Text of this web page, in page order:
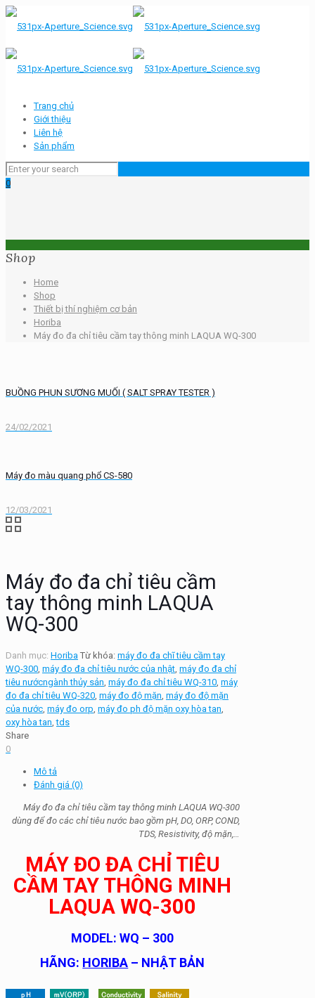
Trang chủ
Giới thiệu
Liên hệ
Sản phẩm
0
Shop
Home
Shop
Thiết bị thí nghiệm cơ bản
Horiba
Máy đo đa chỉ tiêu cầm tay thông minh LAQUA WQ-300
BUỒNG PHUN SƯƠNG MUỐI ( SALT SPRAY TESTER )
24/02/2021
Máy đo màu quang phổ CS-580
12/03/2021
Máy đo đa chỉ tiêu cầm
tay thông minh LAQUA
WQ-300
Danh mục: Horiba Từ khóa: máy đo đa chĩ tiêu cầm tay
WQ-300 máy đo đa chỉ tiêu nước của nhật máy đo đa chỉ
tiêu nướcngành thủy sản máy đo đa chỉ tiêu WQ-310 máy
đo đa chỉ tiêu WQ-320 máy đo độ mặn máy đo độ mặn
của nước máy đo orp máy đo ph độ mặn oxy hòa tan
oxy hòa tan ,tds
Share
0
Mô tả
Đánh giá (0)
Máy đo đa chỉ tiêu cầm tay thông minh LAQUA WQ-300
dùng để đo các chỉ tiêu nước bao gồm pH, DO, ORP, COND,
TDS, Resistivity, độ mặn,…
MÁY ĐO ĐA CHỈ TIÊU
CẦM TAY THÔNG MINH
LAQUA WQ-300
MODEL: WQ – 300
HÃNG: HORIBA – NHẬT BẢN